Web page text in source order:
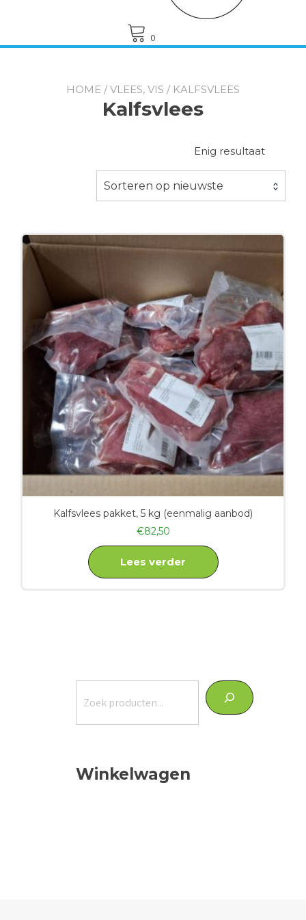
0
HOME /VLEES, VIS / KALFSVLEES
Kalfsvlees
Enig resultaat
Sorteren op nieuwste
Kalfsvlees pakket, 5 kg (eenmalig aanbod)
€82,50
Lees verder
Winkelwagen